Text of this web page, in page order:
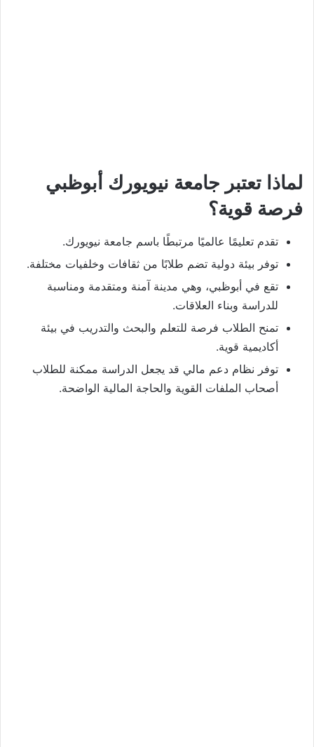
لماذا تعتبر جامعة نيويورك أبوظبي
فرصة قوية؟
تقدم تعليمًا عالميًا مرتبطًا باسم جامعة نيويورك.
توفر بيئة دولية تضم طلابًا من ثقافات وخلفيات مختلفة.
تقع في أبوظبي، وهي مدينة آمنة ومتقدمة ومناسبة
للدراسة وبناء العلاقات.
تمنح الطلاب فرصة للتعلم والبحث والتدريب في بيئة
أكاديمية قوية.
توفر نظام دعم مالي قد يجعل الدراسة ممكنة للطلاب
أصحاب الملفات القوية والحاجة المالية الواضحة.